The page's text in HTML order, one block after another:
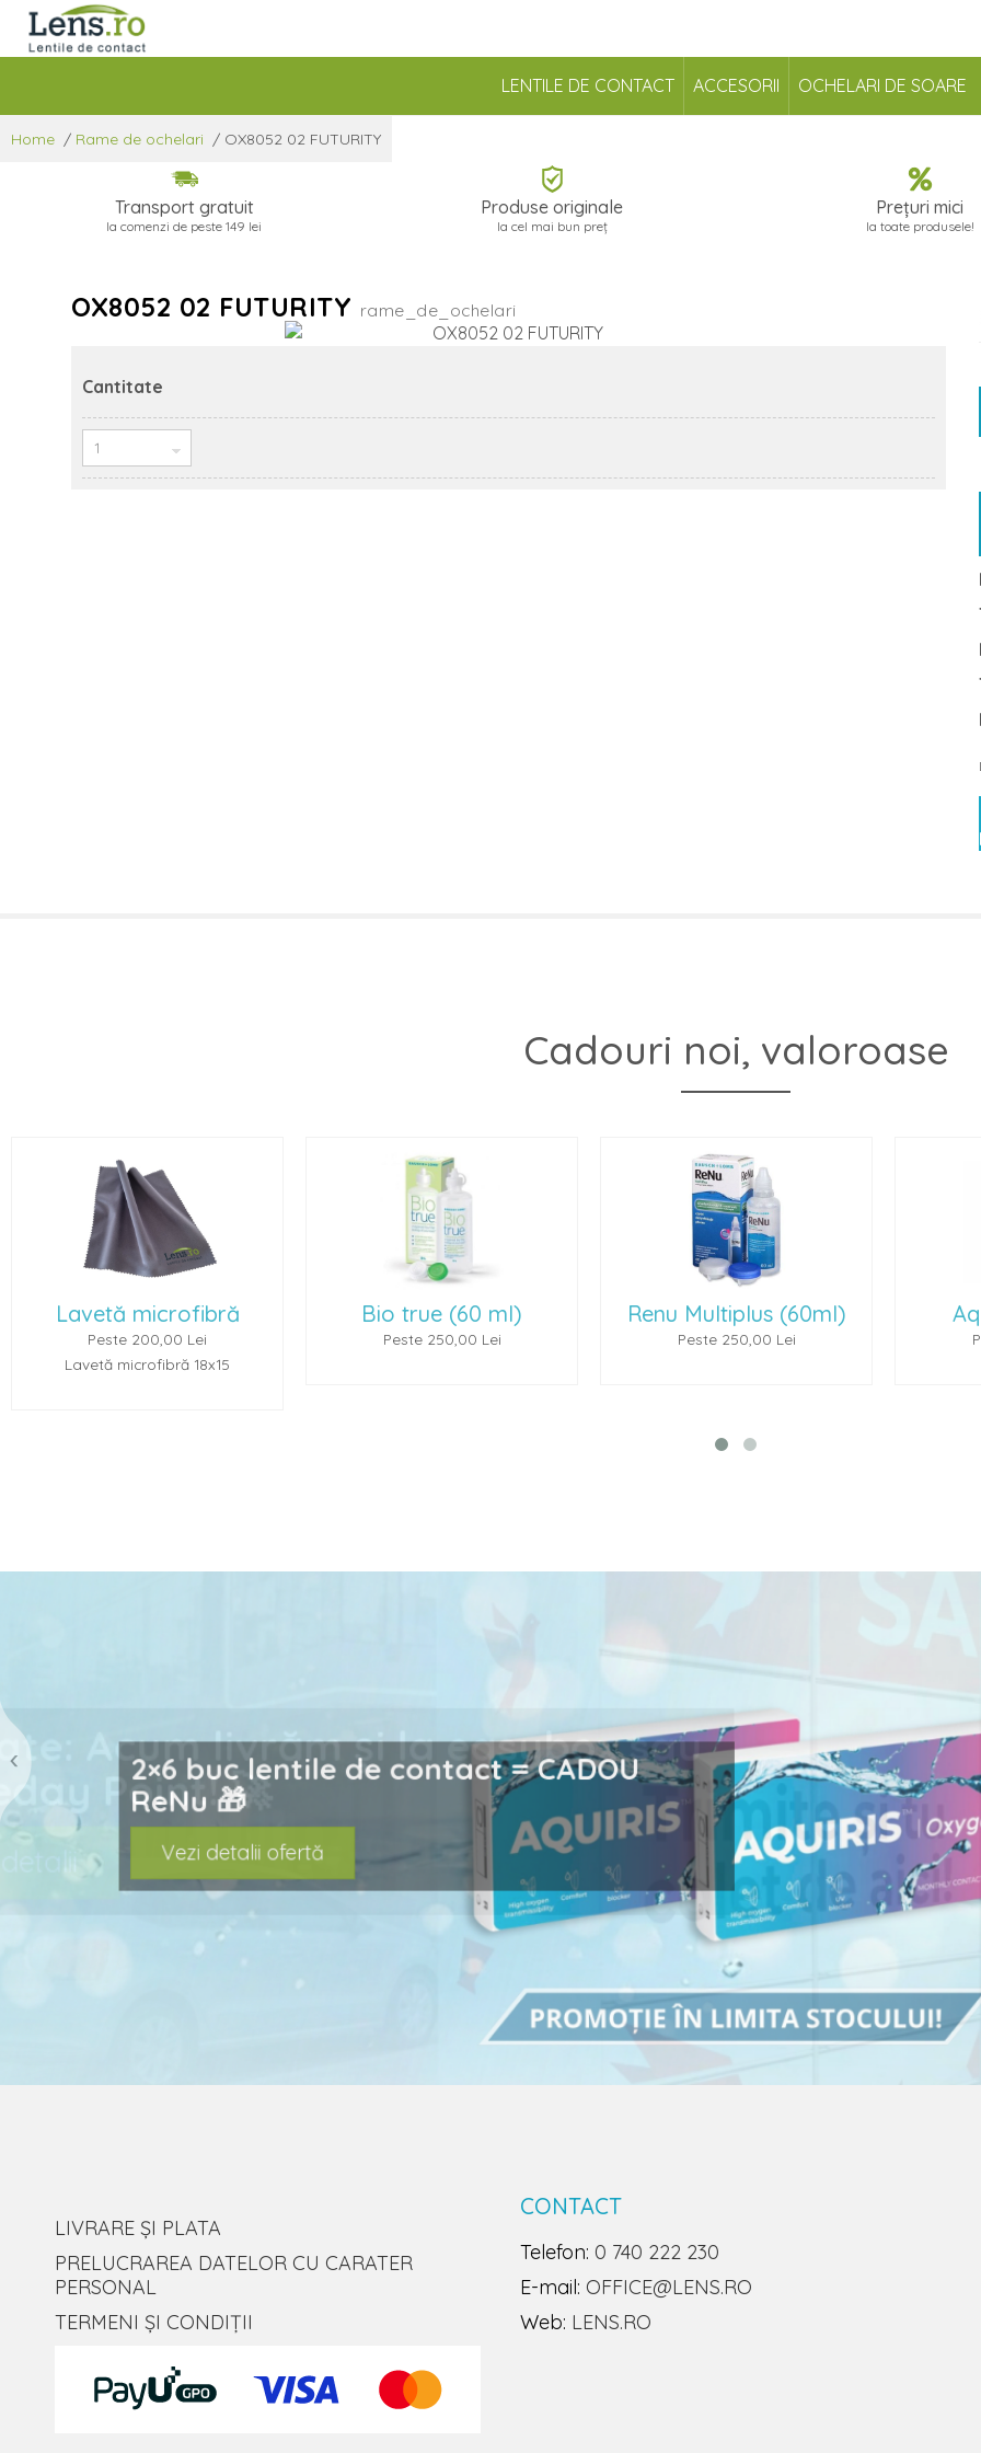
LENTILE DE CONTACT ACCESORII OCHELARI DE SOARE
Home / Rame de ochelari / OX8052 02 FUTURITY
Transport gratuit
la comenzi de peste 149 lei
Produse originale
la cel mai bun preț
Prețuri mici
la toate produsele!
OX8052 02 FUTURITY rame_de_ochelari
Cantitate
Cadouri noi, valoroase
Bio true (60 ml)
Peste 250,00 Lei
Renu Multiplus (60ml)
Peste 250,00 Lei
Aquiris (100 ml)
Peste 300,00 Lei
Noutate: Acum livrăm și la easybox sau
Sameday Point! 🚀
Vezi detalii
prev
LIVRARE ȘI PLATA
PRELUCRAREA DATELOR CU CARATER
PERSONAL
TERMENI ȘI CONDIȚII
CONTACT
Telefon: 0 740 222 230
E-mail: OFFICE@LENS.RO
Web: LENS.RO